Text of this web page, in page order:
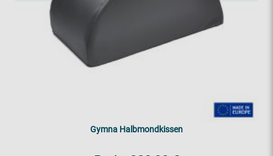
Gymna Halbmondkissen